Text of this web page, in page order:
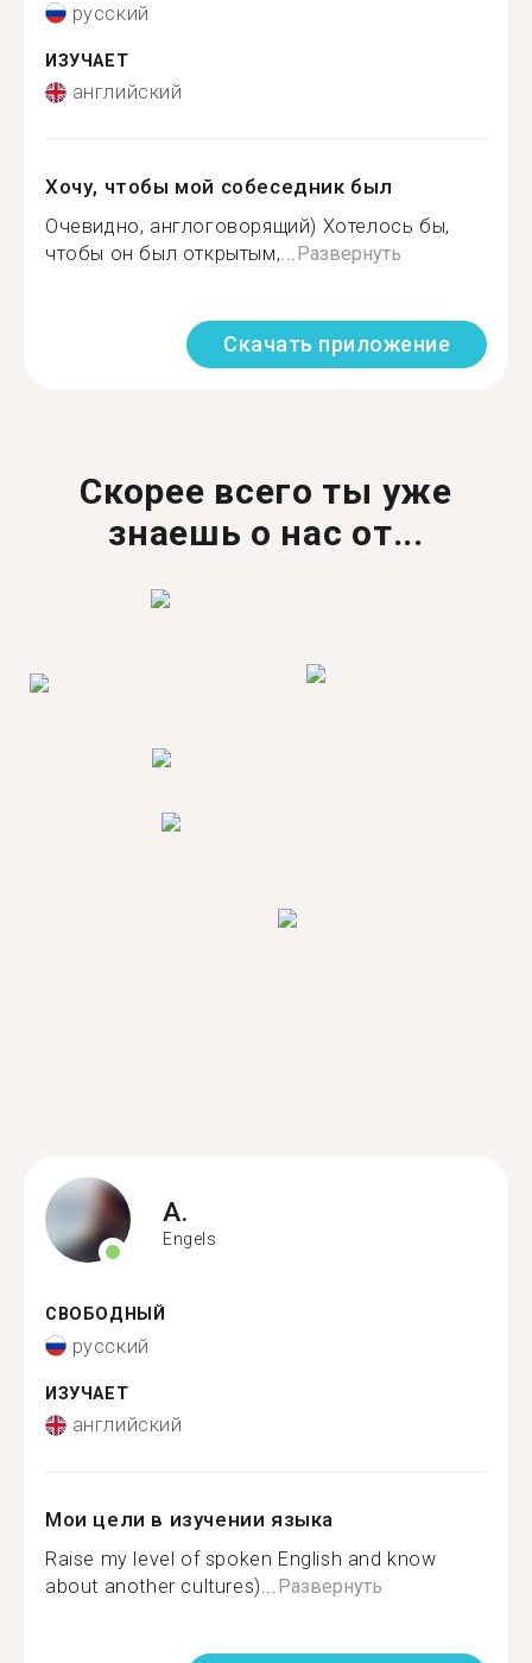
русский
ИЗУЧАЕТ
английский
Хочу, чтобы мой собеседник был
Очевидно, англоговорящий) Хотелось бы,
чтобы он был открытым,...Развернуть
Скачать приложение
Скорее всего ты уже
знаешь о нас от...
A.
Engels
СВОБОДНЫЙ
русский
ИЗУЧАЕТ
английский
Мои цели в изучении языка
Raise my level of spoken English and know
about another cultures)...Развернуть